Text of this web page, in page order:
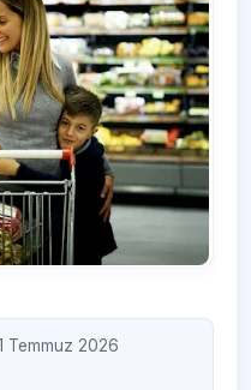
Temmuz 2026